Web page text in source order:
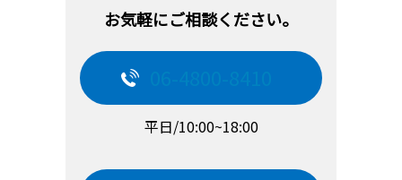
お気軽にご相談ください。
平日/10:00~18:00